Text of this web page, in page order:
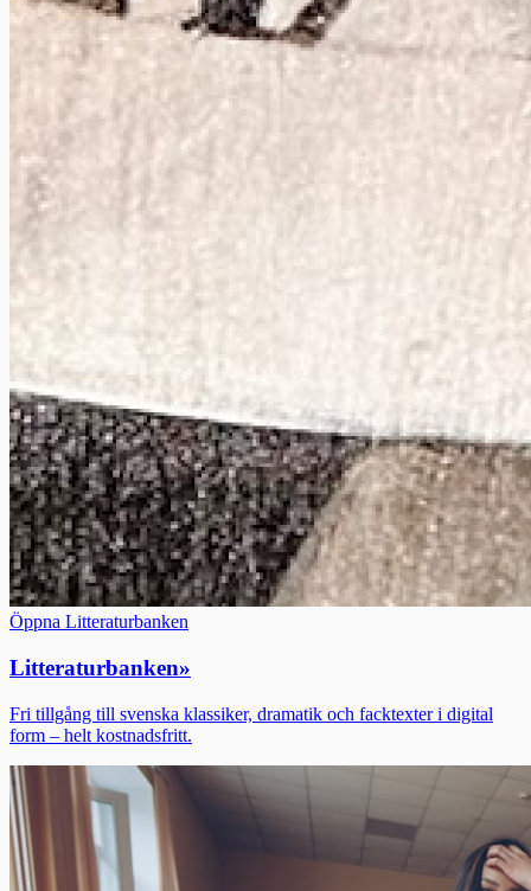
Öppna Litteraturbanken
Litteraturbanken»
Fri tillgång till svenska klassiker, dramatik och facktexter i digital
form – helt kostnadsfritt.